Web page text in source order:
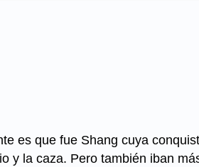
es que fue Shang cuya
y la caza. Pero también iban